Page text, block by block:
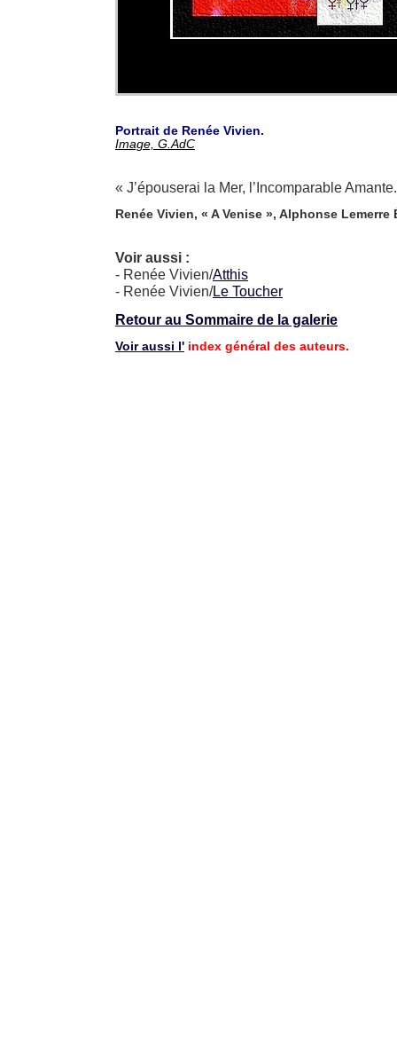
Portrait de Renée Vivien.
Image, G.AdC
« J’épouserai la Mer, l’Incomparable
Renée Vivien, « A Venise », Alphonse Lemerre
Voir aussi :
- Renée Vivien/Atthis
- Renée Vivien/Le Toucher
Retour au Sommaire de la galerie
Voir aussi l' index général des auteurs.